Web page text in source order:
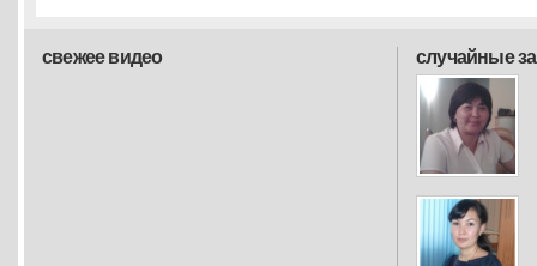
случайные
свежее видео